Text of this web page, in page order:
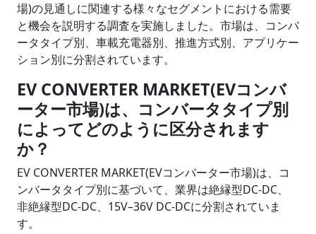
場)の見通しに関連する様々なセグメントにおける需要
と機会を説明する調査を実施しました。市場は、コンバ
ータタイプ別、車載充電器別、推進方式別、アプリケー
ション別に分割されています。
EV CONVERTER MARKET(EVコンバ
ーター市場)は、コンバータタイプ別
によってどのように区分されます
か？
EV CONVERTER MARKET(EVコンバーター市場)は、コ
ンバータタイプ別に基づいて、業界は絶縁型DC-DC、
非絶縁型DC-DC、15V–36V DC-DCに分割されていま
す。